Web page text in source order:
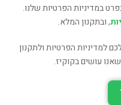
במדיניות הפרטיות שלנו.
, ובתקנון המלא.
למדיניות הפרטיות ולתקנון
עושים בקוקיז.